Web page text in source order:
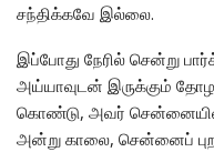
சந்திக்கவே இல்லை.
இப்போது நேரில் சென்று
அய்யாவுடன் இருக்கும்
கொண்டு, அவர் சென்னையில்
அன்று காலை, சென்னைப்